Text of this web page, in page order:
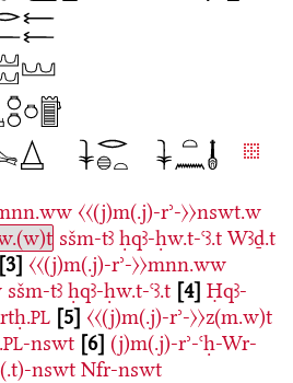
〈〈(j)m(.j)-rʾ-〉〉nswt.w
sšm-tꜣ ḥqꜣ-ḥw.t-ꜥꜣ.t Wꜣḏ.t
3 〈〈(j)m(.j)-rʾ-〉〉mnn.ww
sšm-tꜣ ḥqꜣ-ḥw.t-ꜥꜣ.t 4 Ḥqꜣ-
PL 5 〈〈(j)m(.j)-rʾ-〉〉z(m.w)t
PL-nswt 6 (j)m(.j)-rʾ-ꜥḥ-Wr-
nswt Nfr-nswt